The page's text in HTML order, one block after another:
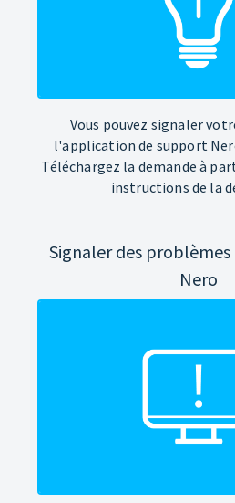
Vous pouvez signaler
l'application de support
Téléchargez la demande à
instructions de la
Signaler des
Nero